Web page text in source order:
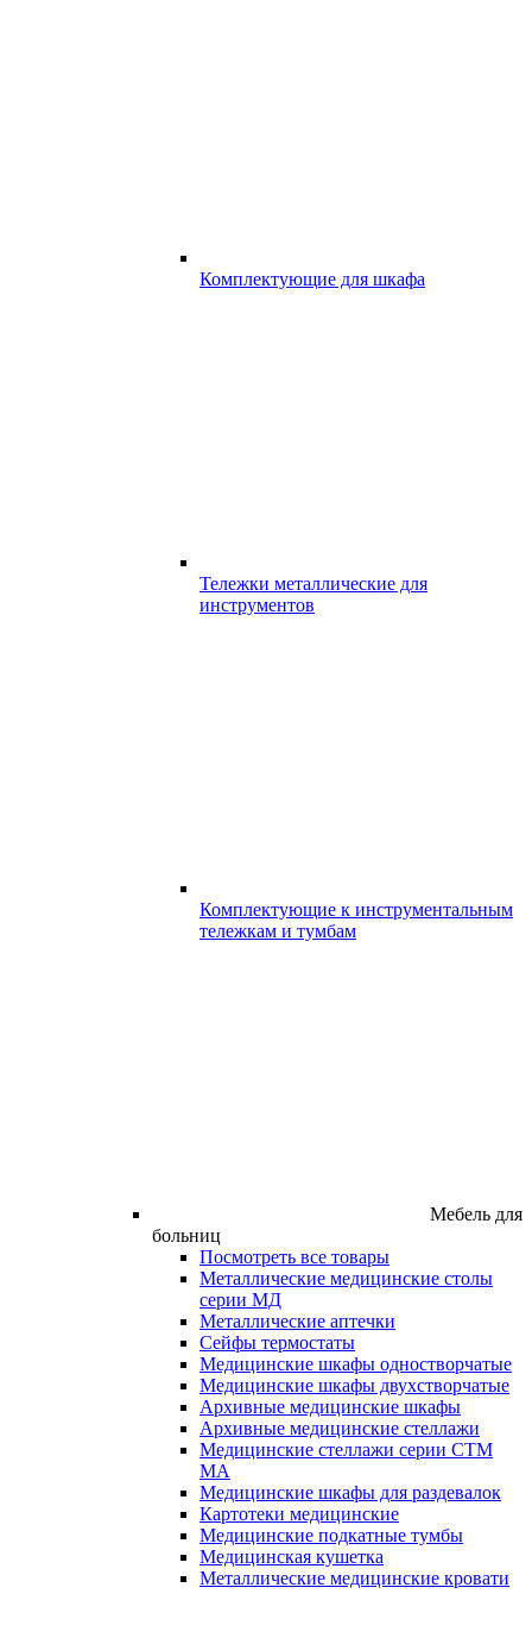
Комплектующие для шкафа
Тележки металлические для
инструментов
Комплектующие к инструментальным
тележкам и тумбам
Мебель для
больниц
Посмотреть все товары
Металлические медицинские столы
серии МД
Металлические аптечки
Сейфы термостаты
Медицинские шкафы одностворчатые
Медицинские шкафы двухстворчатые
Архивные медицинские шкафы
Архивные медицинские стеллажи
Медицинские стеллажи серии СТМ
МА
Медицинские шкафы для раздевалок
Картотеки медицинские
Медицинские подкатные тумбы
Медицинская кушетка
Металлические медицинские кровати